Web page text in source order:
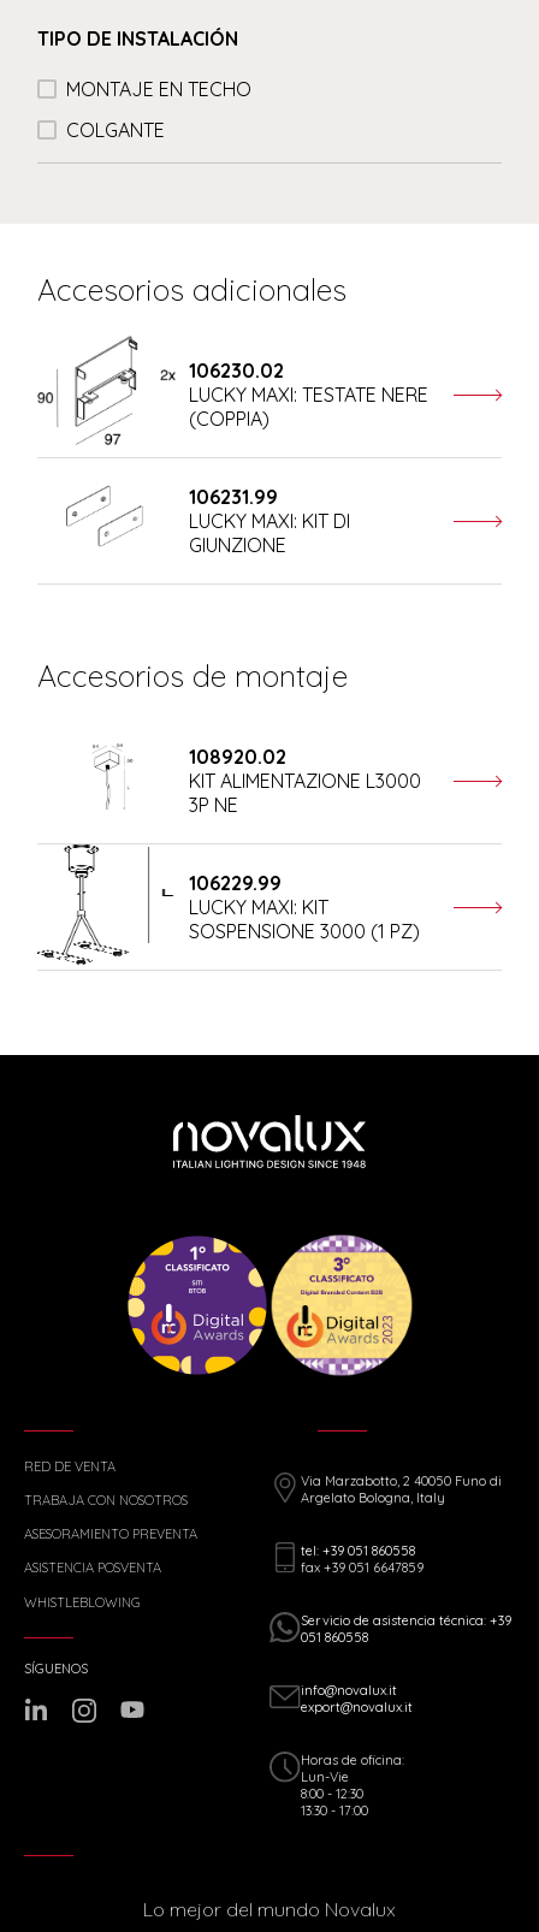
TIPO DE INSTALACIÓN
MONTAJE EN TECHO
COLGANTE
Accesorios adicionales
106230.02
LUCKY MAXI: TESTATE NERE
(COPPIA)
106231.99
LUCKY MAXI: KIT DI
GIUNZIONE
Accesorios de montaje
108920.02
KIT ALIMENTAZIONE L3000
3P NE
106229.99
LUCKY MAXI: KIT
SOSPENSIONE 3000 (1 PZ)
RED DE VENTA
TRABAJA CON NOSOTROS
ASESORAMIENTO PREVENTA
ASISTENCIA POSVENTA
WHISTLEBLOWING
Via Marzabotto, 2 40050 Funo di
Argelato Bologna, Italy
tel: +39 051 860558
fax +39 051 6647859
Servicio de asistencia técnica: +39
051 860558
info@novalux.it
export@novalux.it
Horas de oficina:
Lun-Vie
8:00 - 12:30
13:30 - 17:00
SÍGUENOS
Lo mejor del mundo Novalux